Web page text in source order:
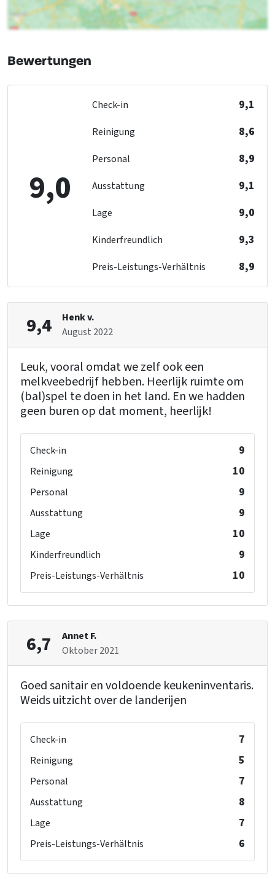
Geeignet für Rollstuhlfahrer
Ohne Schwelle
Kühlschrank
Anzahl der Kochplatten: 5
Betten
Laufstall: 0
Bewertungen
9,0
Check-in 9,1
Reinigung 8,6
Personal 8,9
Ausstattung 9,1
Lage 9,0
Kinderfreundlich 9,3
Preis-Leistungs-Verhältnis 8,9
9,4
Henk v.
August 2022
Leuk, vooral omdat we zelf ook een
melkveebedrijf hebben. Heerlijk ruimte om
(bal)spel te doen in het land. En we hadden
geen buren op dat moment, heerlijk!
Check-in 9
Reinigung 10
Personal 9
Ausstattung 9
Lage 10
Kinderfreundlich 9
Preis-Leistungs-Verhältnis 10
6,7
Annet F.
Oktober 2021
Goed sanitair en voldoende keukeninventaris.
Weids uitzicht over de landerijen
Check-in 7
Reinigung 5
Personal 7
Ausstattung 8
Lage 7
Preis-Leistungs-Verhältnis 6